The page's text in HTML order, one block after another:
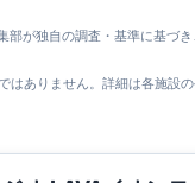
部が独自の調査・基準に基づ
はありません。詳細は各施設